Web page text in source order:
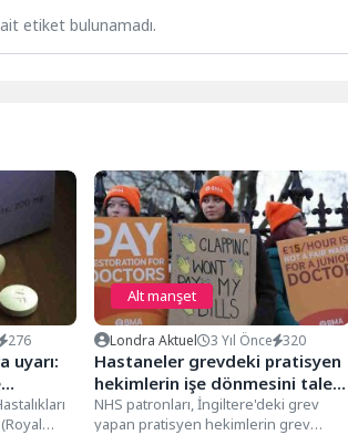
etiket bulunamadı.
276
uyarı:
Alt manşet
Londra Aktuel 3 Yıl Önce 320
Hastaneler grevdeki pratisyen
hekimlerin işe dönmesini talep
ediyor
NHS patronları, İngiltere'deki grev
yapan pratisyen hekimlerin grev